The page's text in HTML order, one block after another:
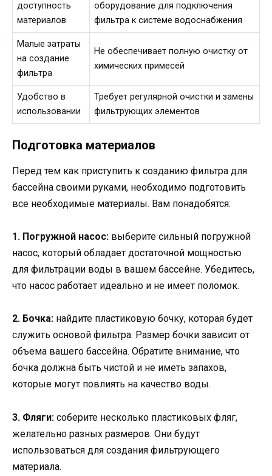
доступность
материалов
оборудование для подключения
фильтра к системе водоснабжения
Малые затраты
на создание
фильтра
Не обеспечивает полную очистку от
химических примесей
Удобство в
использовании
Требует регулярной очистки и замены
фильтрующих элементов
Подготовка материалов
Перед тем как приступить к созданию фильтра для
бассейна своими руками, необходимо подготовить
все необходимые материалы. Вам понадобятся:
1. Погружной насос: выберите сильный погружной
насос, который обладает достаточной мощностью
для фильтрации воды в вашем бассейне. Убедитесь,
что насос работает идеально и не имеет поломок.
2. Бочка: найдите пластиковую бочку, которая будет
служить основой фильтра. Размер бочки зависит от
объема вашего бассейна. Обратите внимание, что
бочка должна быть чистой и не иметь запахов,
которые могут повлиять на качество воды.
3. Фляги: соберите несколько пластиковых фляг,
желательно разных размеров. Они будут
использоваться для создания фильтрующего
материала.